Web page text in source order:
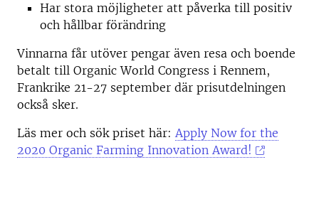
Har stora möjligheter att påverka till positiv
och hållbar förändring
Vinnarna får utöver pengar även resa och boende
betalt till Organic World Congress i Rennem,
Frankrike 21-27 september där prisutdelningen
också sker.
Läs mer och sök priset här: Apply Now for the
2020 Organic Farming Innovation Award!